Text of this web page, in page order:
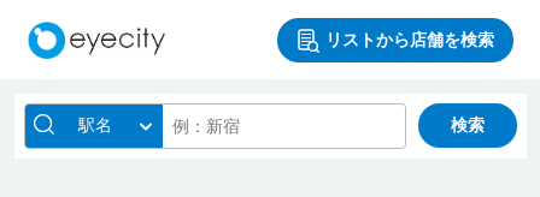
リストから店舗を検索
駅名 検索